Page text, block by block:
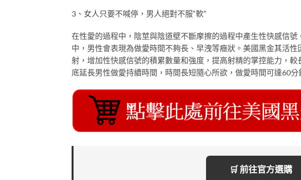
3、女人只要不喊停，男人絕對不服“軟”
在性愛的過程中，陰莖與陰道壁不斷摩擦的過程中產生性快感信
中，男性會表現為做愛時間不夠長、早洩等癥狀。美國黑金其活
射，增加性快感信號的積累數量和強度，提高射精的掌控能力，
底延長男性做愛持續時間，時間長短隨心所欲，做愛時間可達60分
🛒 前往官方選購